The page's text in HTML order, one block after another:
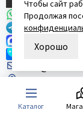
WhatsApp
Telegram
MAX
Адреса
Варшавское ш.,
ул. Пришвина,
Каталог
Чтобы сайт
Продолжая
Хорошо